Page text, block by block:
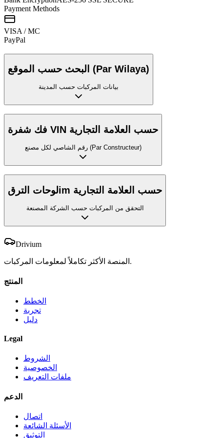
Payment Methods
VISA / MC
PayPal
البحث حسب الموقع (Par Wilaya)
بيانات المركبات حسب المدينة
فك شفرة VIN حسب العلامة التجارية
رقم الشاصي لكل مصنع (Par Constructeur)
لوحات الترقim حسب العلامة التجارية
التحقق من المركبات حسب الشركة المصنعة
Drivium
المنصة الأكثر تكاملاً لمعلومات المركبات.
المنتج
الخطط
تجربة
دليل
Legal
الشروط
الخصوصية
ملفات التعريف
الدعم
اتصال
الأسئلة الشائعة
التوثيق